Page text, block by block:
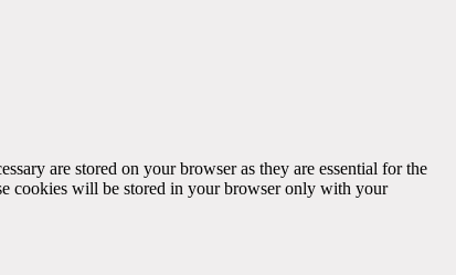
are stored on your browser as they are essential for the
cookies will be stored in your browser only with your